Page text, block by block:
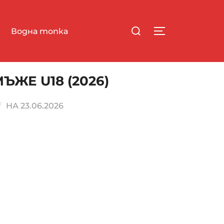
Водна топка
U18 (2026)
НА 23.06.2026